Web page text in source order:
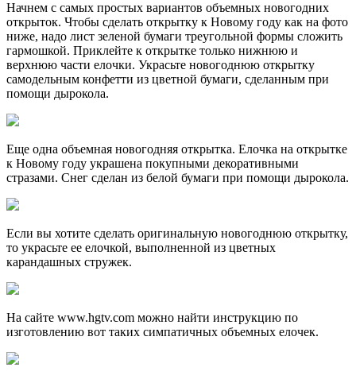
Начнем с самых простых вариантов объемных новогодних
открыток. Чтобы сделать открытку к Новому году как на фото
ниже, надо лист зеленой бумаги треугольной формы сложить
гармошкой. Приклейте к открытке только нижнюю и
верхнюю части елочки. Украсьте новогоднюю открытку
самодельным конфетти из цветной бумаги, сделанным при
помощи дырокола.
Еще одна объемная новогодняя открытка. Елочка на открытке
к Новому году украшена покупными декоративными
стразами. Снег сделан из белой бумаги при помощи дырокола.
Если вы хотите сделать оригинальную новогоднюю открытку,
то украсьте ее елочкой, выполненной из цветных
карандашных стружек.
На сайте www.hgtv.com можно найти инструкцию по
изготовлению вот таких симпатичных объемных елочек.